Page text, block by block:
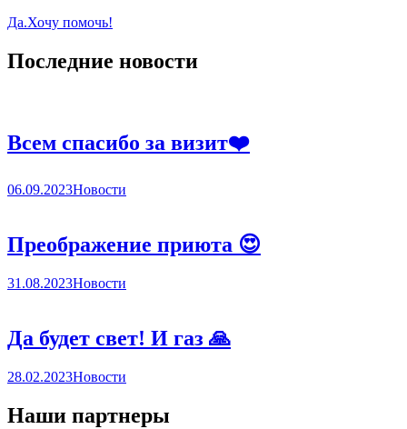
Да.Хочу помочь!
Последние новости
Всем спасибо за визит❤️
06.09.2023Новости
Преображение приюта 😍
31.08.2023Новости
Да будет свет! И газ 🙏
28.02.2023Новости
Наши партнеры